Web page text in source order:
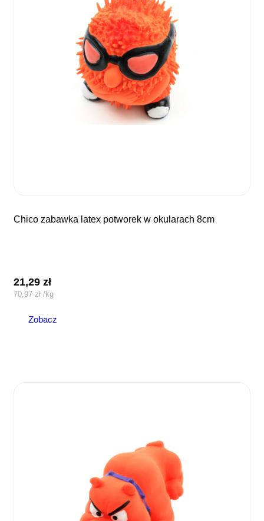
chico zabawka latex potworek w okularach 8cm
21,29zł
70,97 zł /kg
Zobacz